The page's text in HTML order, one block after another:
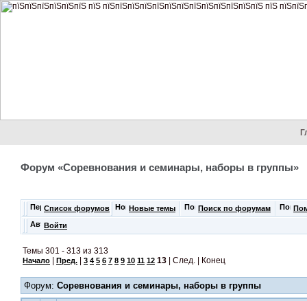
Форум «Соревнования и семинары, наборы в группы»
Список форумов Новые темы Поиск по форумам
Войти
Темы 301 - 313 из 313
Начало Пред. 3 4 5 6 7 8 9 10 11 12 13 | След. | Конец
Форум: Соревнования и семинары, наборы в группы